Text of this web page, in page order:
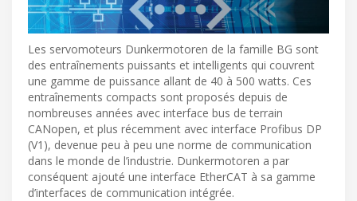
Les servomoteurs Dunkermotoren de la famille BG sont
des entraînements puissants et intelligents qui couvrent
une gamme de puissance allant de 40 à 500 watts. Ces
entraînements compacts sont proposés depuis de
nombreuses années avec interface bus de terrain
CANopen, et plus récemment avec interface Profibus DP
(V1), devenue peu à peu une norme de communication
dans le monde de l’industrie. Dunkermotoren a par
conséquent ajouté une interface EtherCAT à sa gamme
d’interfaces de communication intégrée.